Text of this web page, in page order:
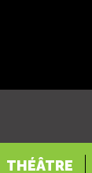
THÉÂTRE